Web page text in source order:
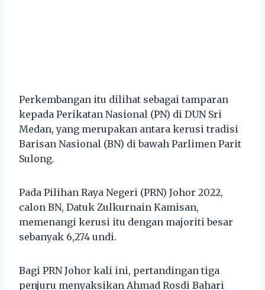
Perkembangan itu dilihat sebagai tamparan
kepada Perikatan Nasional (PN) di DUN Sri
Medan, yang merupakan antara kerusi tradisi
Barisan Nasional (BN) di bawah Parlimen Parit
Sulong.
Pada Pilihan Raya Negeri (PRN) Johor 2022,
calon BN, Datuk Zulkurnain Kamisan,
memenangi kerusi itu dengan majoriti besar
sebanyak 6,274 undi.
Bagi PRN Johor kali ini, pertandingan tiga
penjuru menyaksikan Ahmad Rosdi Bahari